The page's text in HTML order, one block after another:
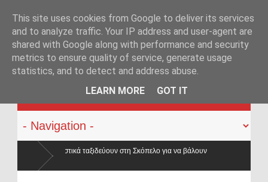
KATEHACKER
Σκόπελο για να βάλουν
This site uses cookies from Google to deliver its services
and to analyze traffic. Your IP address and user-agent are
shared with Google along with performance and security
metrics to ensure quality of service, generate usage
statistics, and to detect and address abuse.
LEARN MORE
GOT IT